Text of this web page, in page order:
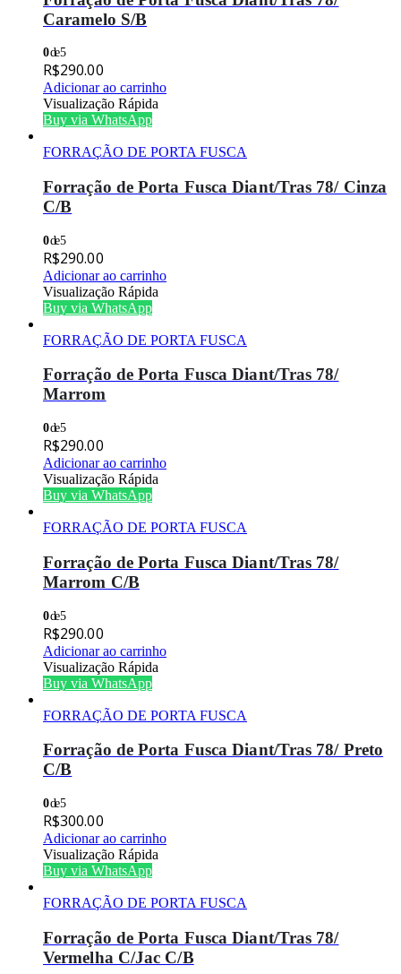
Caramelo S/B
0de 5
R$290.00
Adicionar ao carrinho
Visualização Rápida
Buy via WhatsApp
FORRAÇÃO DE PORTA FUSCA
Forração de Porta Fusca Diant/Tras 78/ Cinza
C/B
0de 5
R$290.00
Adicionar ao carrinho
Visualização Rápida
Buy via WhatsApp
FORRAÇÃO DE PORTA FUSCA
Forração de Porta Fusca Diant/Tras 78/
Marrom
0de 5
R$290.00
Adicionar ao carrinho
Visualização Rápida
Buy via WhatsApp
FORRAÇÃO DE PORTA FUSCA
Forração de Porta Fusca Diant/Tras 78/
Marrom C/B
0de 5
R$290.00
Adicionar ao carrinho
Visualização Rápida
Buy via WhatsApp
FORRAÇÃO DE PORTA FUSCA
Forração de Porta Fusca Diant/Tras 78/ Preto
C/B
0de 5
R$300.00
Adicionar ao carrinho
Visualização Rápida
Buy via WhatsApp
FORRAÇÃO DE PORTA FUSCA
Forração de Porta Fusca Diant/Tras 78/
Vermelha C/Jac C/B